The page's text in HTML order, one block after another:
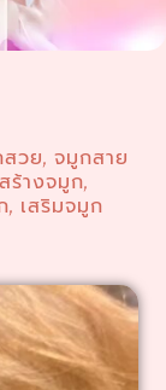
วย,จมูกสาย
ร้างจมูก,
, เสริมจมูก